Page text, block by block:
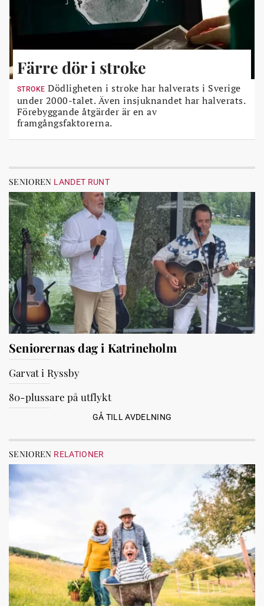
Färre dör i stroke
STROKE Dödligheten i stroke har halverats i Sverige
under 2000-talet. Även insjuknandet har halverats.
Förebyggande åtgärder är en av
framgångsfaktorerna.
SENIOREN LANDET RUNT
Seniorernas dag i Katrineholm
Garvat i Ryssby
80-plussare på utflykt
GÅ TILL AVDELNING
SENIOREN RELATIONER